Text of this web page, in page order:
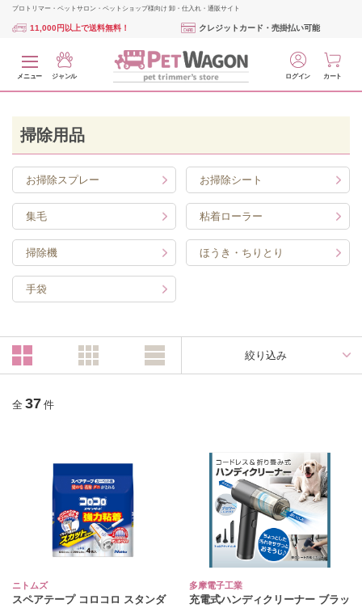
プロトリマー・ペットサロン・ペットショップ様向け 卸・仕入れ・通販サイト
11,000円以上で送料無料！ クレジットカード・売掛払い可能
メニュー ジャンル ログイン カート
掃除用品
お掃除スプレー お掃除シート
集毛 粘着ローラー
掃除機 ほうき・ちりとり
手袋
絞り込み
全 37 件
ニトムズ
スペアテープ コロコロ スタンダ
多摩電子工業
充電式ハンディクリーナー ブラッ